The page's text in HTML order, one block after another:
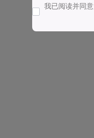
我已阅读并同意